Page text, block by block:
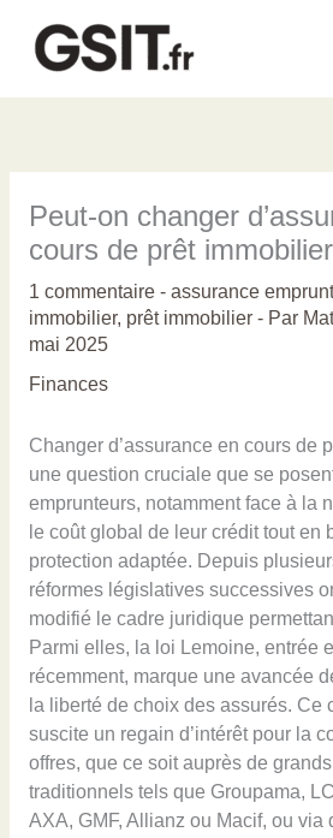
contenu
Peut-on changer
cours de prêt
1 commentaire - assurance
immobilier, prêt immobilier- Par
mai 2025
Finances
Changer d’assurance en cours de
une question cruciale que se
emprunteurs, notamment face à la
le coût global de leur crédit tout en
protection adaptée. Depuis
réformes législatives successives
modifié le cadre juridique
Parmi elles, la loi Lemoine, entrée
récemment, marque une avancée
la liberté de choix des assurés. Ce
suscite un regain d’intérêt pour la
offres, que ce soit auprès de
traditionnels tels que Groupama,
AXA, GMF, Allianz ou Macif, ou via